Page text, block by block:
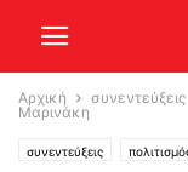
Αρχική συνεντεύξεις
Μαρινάκη
συνεντεύξεις